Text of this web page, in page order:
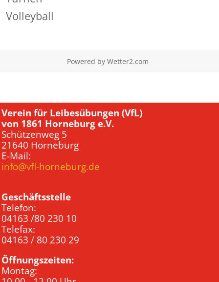
Volleyball
Powered by Wetter2.com
Verein für Leibesübungen (VfL)
von 1861 Horneburg e.V.
Schützenweg 5
21640 Horneburg
E-Mail:
info@vfl-horneburg.de
Geschäftsstelle
Telefon:
04163 /80 230 10
Telefax:
04163 / 80 230 29
Öffnungszeiten:
Montag: